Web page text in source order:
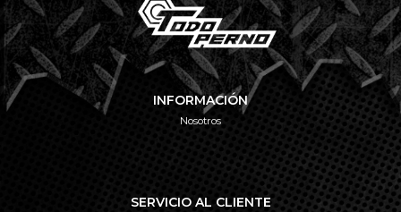
INFORMACIÓN
Nosotros
SERVICIO AL CLIENTE